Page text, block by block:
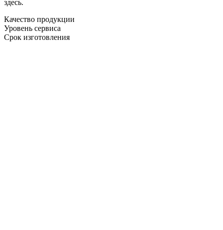
здесь.
Качество продукции
Уровень сервиса
Срок изготовления